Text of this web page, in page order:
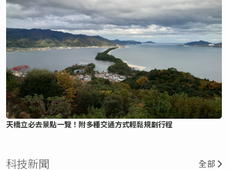
天橋立必去景點一覽！附多種交通方式輕鬆規劃行程
科技新聞 全部